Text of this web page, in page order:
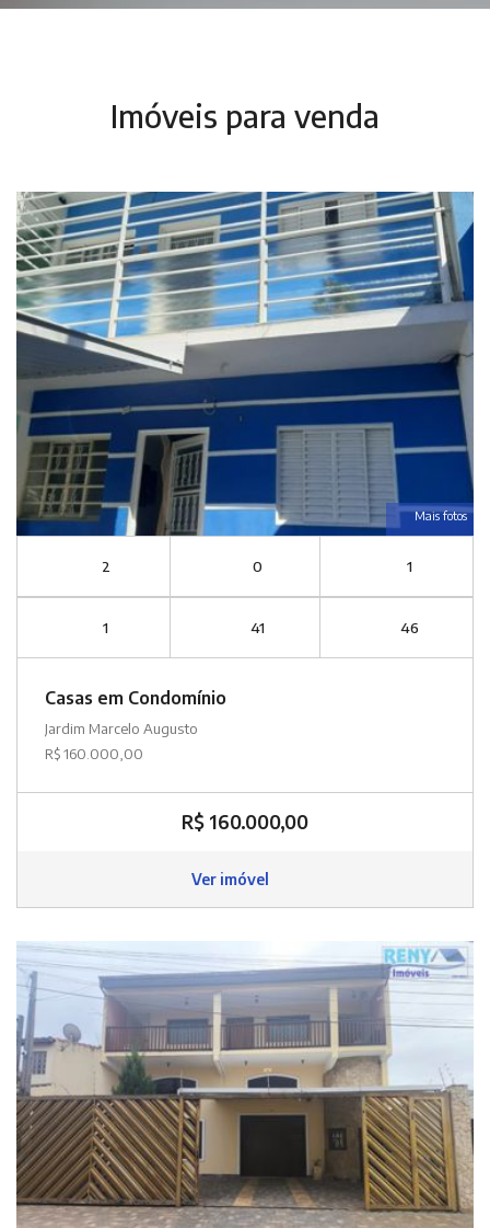
Imóveis para venda
Mais fotos
2 0 1
1 41 46
Casas em Condomínio
Jardim Marcelo Augusto
R$ 160.000,00
R$ 160.000,00
Ver imóvel